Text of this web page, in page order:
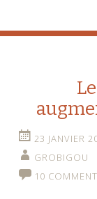
23 JANVIER
GROBIGOU
10